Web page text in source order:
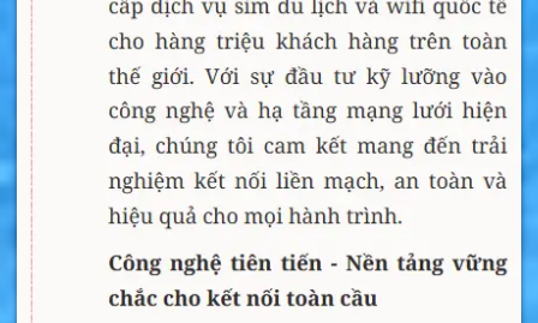
nên mua sim 4G để thoải mái vào mạng mà
không phải đăng ký chuyển vùng quốc tế, tiết
kiệm tiền đăng ký và mua gói cước nhà mạng.